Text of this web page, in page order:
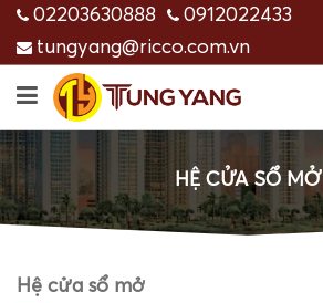
02203630888
0912022433
tungyang@ricco.com.vn
HỆ CỬA SỔ MỞ
Hệ cửa sổ mở